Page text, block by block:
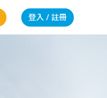
登入 / 註冊